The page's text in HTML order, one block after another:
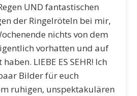
UND fantastischen
der Ringelröteln bei mir,
nichts von dem
vorhatten und auf
LIEBE ES SEHR! Ich
Bilder für euch
ruhigen, unspektakulären